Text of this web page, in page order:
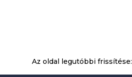
Az oldal legutóbbi frissítése: